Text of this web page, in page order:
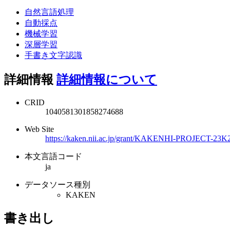
自然言語処理
自動採点
機械学習
深層学習
手書き文字認識
詳細情報 詳細情報について
CRID
1040581301858274688
Web Site
https://kaken.nii.ac.jp/grant/KAKENHI-PROJECT-
本文言語コード
ja
データソース種別
KAKEN
書き出し